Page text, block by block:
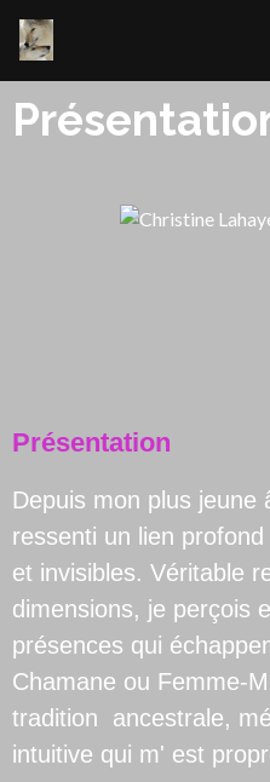
Présentation
Depuis mon plus
ressenti un lien
et invisibles. Véritable
dimensions, je perçois
présences qui
Chamane ou Femme-
tradition ancestrale,
intuitive qui m' est